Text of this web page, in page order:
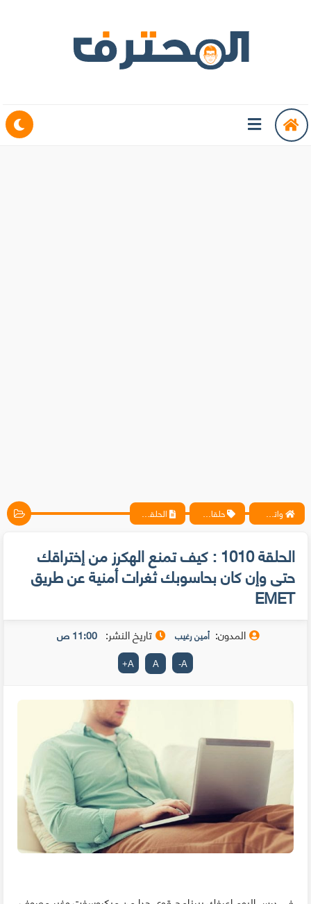
واتس آب ، فيسبوك ، أنترنت ، شروحات تقنية حصرية - المحترف حلقات متخصيصي الحماية الحلقة 1010 : كيف تمنع الهكرز من إختراقك حتى وإن كان بحاسوبك ثغرات أمنية عن طريق EMET
الحلقة 1010 : كيف تمنع الهكرز من إختراقك
حتى وإن كان بحاسوبك ثغرات أمنية عن طريق
EMET
المدون: أمين رغيب تاريخ النشر: 11:00 ص
A
-
A
A
+